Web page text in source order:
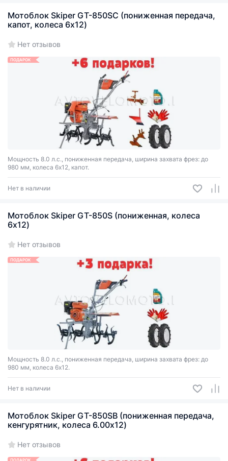
Мотоблок Skiper GT-850SC (пониженная передача,
капот, колеса 6х12)
Нет отзывов
ПОДАРОК
Мощность 8.0 л.с., пониженная передача, ширина захвата фрез: до
980 мм, колеса 6х12, капот.
Нет в наличии
Мотоблок Skiper GT-850S (пониженная, колеса
6х12)
Нет отзывов
ПОДАРОК
Мощность 8.0 л.с., пониженная передача, ширина захвата фрез: до
980 мм, колеса 6х12.
Нет в наличии
Мотоблок Skiper GT-850SB (пониженная передача,
кенгурятник, колеса 6.00х12)
Нет отзывов
ПОДАРОК